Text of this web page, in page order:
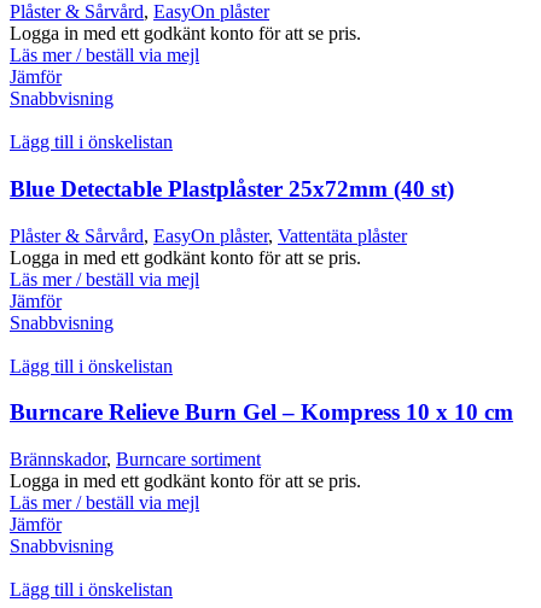
Plåster & Sårvård, EasyOn plåster
Logga in med ett godkänt konto för att se pris.
Läs mer / beställ via mejl
Jämför
Snabbvisning
Lägg till i önskelistan
Blue Detectable Plastplåster 25x72mm (40 st)
Plåster & Sårvård, EasyOn plåster, Vattentäta plåster
Logga in med ett godkänt konto för att se pris.
Läs mer / beställ via mejl
Jämför
Snabbvisning
Lägg till i önskelistan
Burncare Relieve Burn Gel – Kompress 10 x 10 cm
Brännskador, Burncare sortiment
Logga in med ett godkänt konto för att se pris.
Läs mer / beställ via mejl
Jämför
Snabbvisning
Lägg till i önskelistan